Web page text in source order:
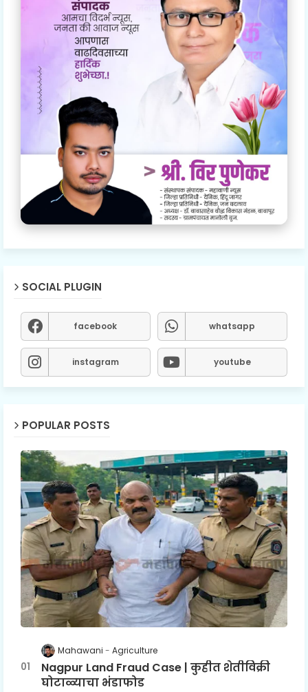
SOCIAL PLUGIN
facebook whatsapp
instagram youtube
POPULAR POSTS
Mahawani Agriculture
Nagpur Land Fraud Case | कुहीत शेतीविक्री
घोटाळ्याचा भंडाफोड